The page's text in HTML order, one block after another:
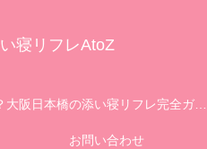
寝リフレAtoZ
大阪日本橋の添い寝リフレ完全ガイド｜初めての方へ
お問い合わせ